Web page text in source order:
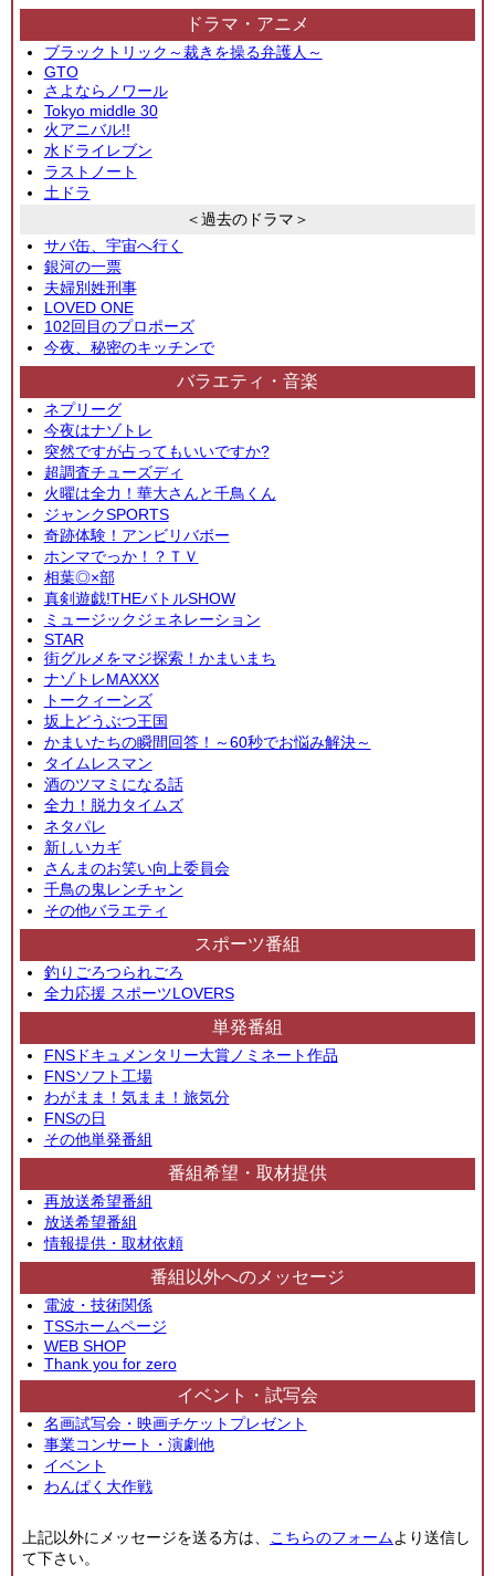
ドラマ・アニメ
ブラックトリック～裁きを操る弁護人～
GTO
さよならノワール
Tokyo middle 30
火アニバル!!
水ドライレブン
ラストノート
土ドラ
＜過去のドラマ＞
サバ缶、宇宙へ行く
銀河の一票
夫婦別姓刑事
LOVED ONE
102回目のプロポーズ
今夜、秘密のキッチンで
バラエティ・音楽
ネプリーグ
今夜はナゾトレ
突然ですが占ってもいいですか?
超調査チューズディ
火曜は全力！華大さんと千鳥くん
ジャンクSPORTS
奇跡体験！アンビリバボー
ホンマでっか！？ＴＶ
相葉◎×部
真剣遊戯!THEバトルSHOW
ミュージックジェネレーション
STAR
街グルメをマジ探索！かまいまち
ナゾトレMAXXX
トークィーンズ
坂上どうぶつ王国
かまいたちの瞬間回答！～60秒でお悩み解決～
タイムレスマン
酒のツマミになる話
全力！脱力タイムズ
ネタパレ
新しいカギ
さんまのお笑い向上委員会
千鳥の鬼レンチャン
その他バラエティ
スポーツ番組
釣りごろつられごろ
全力応援 スポーツLOVERS
単発番組
FNSドキュメンタリー大賞ノミネート作品
FNSソフト工場
わがまま！気まま！旅気分
FNSの日
その他単発番組
番組希望・取材提供
再放送希望番組
放送希望番組
情報提供・取材依頼
番組以外へのメッセージ
電波・技術関係
TSSホームページ
WEB SHOP
Thank you for zero
イベント・試写会
名画試写会・映画チケットプレゼント
事業コンサート・演劇他
イベント
わんぱく大作戦
上記以外にメッセージを送る方は、 こちらのフォームより送信し
て下さい。